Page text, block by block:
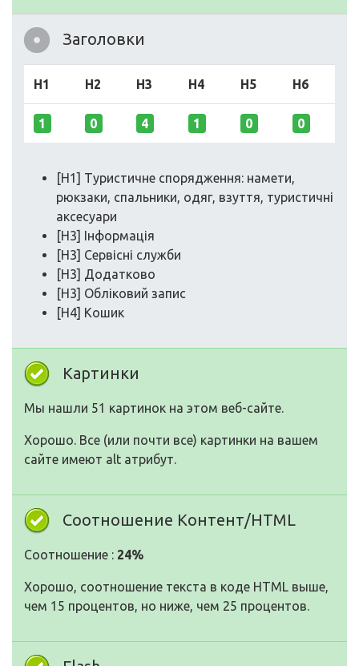
Заголовки
H1 H2 H3 H4 H5 H6
1 0 4 1 0 0
[H1] Туристичне спорядження: намети,
рюкзаки, спальники, одяг, взуття, туристичні
аксесуари
[H3] Інформація
[H3] Сервісні служби
[H3] Додатково
[H3] Обліковий запис
[H4] Кошик
Картинки
Мы нашли 51 картинок на этом веб-сайте.
Хорошо. Все (или почти все) картинки на вашем
сайте имеют alt атрибут.
Соотношение Контент/HTML
Соотношение : 24%
Хорошо, соотношение текста в коде HTML выше,
чем 15 процентов, но ниже, чем 25 процентов.